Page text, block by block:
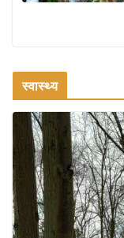
कश्मीर यात्रा
वजन घटाने के लिए 8
किलो कम वजन
July 31, 2026 1
स्वास्थ्य